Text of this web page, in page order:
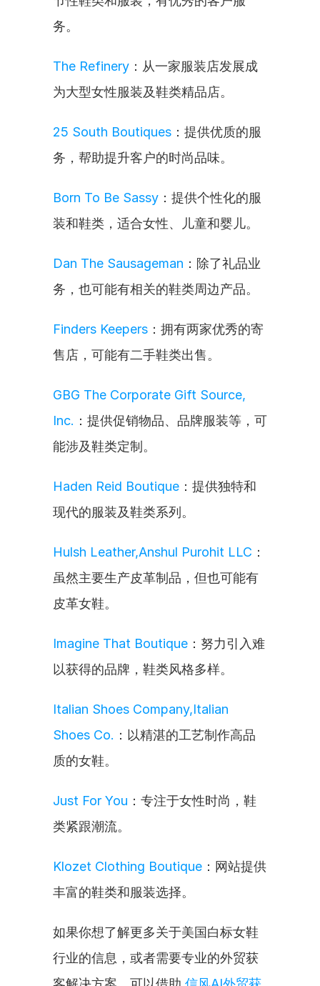
务。
The Refinery ：从一家服装店发展成
为大型女性服装及鞋类精品店。
25 South Boutiques ：提供优质的服
务，帮助提升客户的时尚品味。
Born To Be Sassy ：提供个性化的服
装和鞋类，适合女性、儿童和婴儿。
Dan The Sausageman ：除了礼品业
务，也可能有相关的鞋类周边产品。
Finders Keepers ：拥有两家优秀的寄
售店，可能有二手鞋类出售。
GBG The Corporate Gift Source,
Inc. ：提供促销物品、品牌服装等，可
能涉及鞋类定制。
Haden Reid Boutique ：提供独特和
现代的服装及鞋类系列。
Hulsh Leather,Anshul Purohit LLC ：
虽然主要生产皮革制品，但也可能有
皮革女鞋。
Imagine That Boutique ：努力引入难
以获得的品牌，鞋类风格多样。
Italian Shoes Company,Italian
Shoes Co. ：以精湛的工艺制作高品
质的女鞋。
Just For You ：专注于女性时尚，鞋
类紧跟潮流。
Klozet Clothing Boutique ：网站提供
丰富的鞋类和服装选择。
如果你想了解更多关于美国白标女鞋
行业的信息，或者需要专业的外贸获